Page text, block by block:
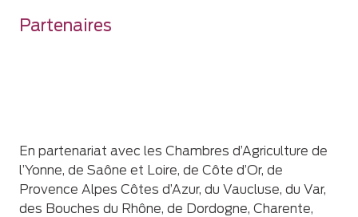
Partenaires
En partenariat avec les Chambres d’Agriculture de
l’Yonne, de Saône et Loire, de Côte d’Or, de
Provence Alpes Côtes d’Azur, du Vaucluse, du Var,
des Bouches du Rhône, de Dordogne, Charente,